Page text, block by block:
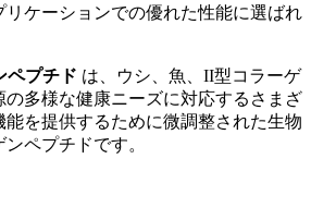
リケーションでの優れた性能に選ばれ
ペプチド は、ウシ、魚、II型コラーゲ
の多様な健康ニーズに対応するさまざ
能を提供するために微調整された生物
ペプチドです。